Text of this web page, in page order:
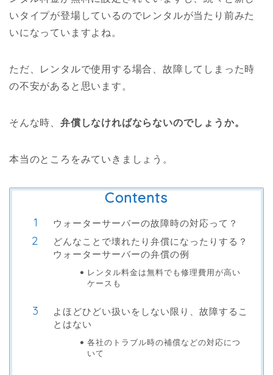
いタイプが登場しているのでレンタルが当たり前みた
いになっていますよね。
ただ、レンタルで使用する場合、故障してしまった時
の不安があると思います。
そんな時、 弁償しなければならないのでしょうか。
本当のところをみていきましょう。
Contents
ウォーターサーバーの故障時の対応って？
どんなことで壊れたり弁償になったりする？
ウォーターサーバーの弁償の例
レンタル料金は無料でも修理費用が高い
ケースも
よほどひどい扱いをしない限り、故障するこ
とはない
各社のトラブル時の補償などの対応につ
いて